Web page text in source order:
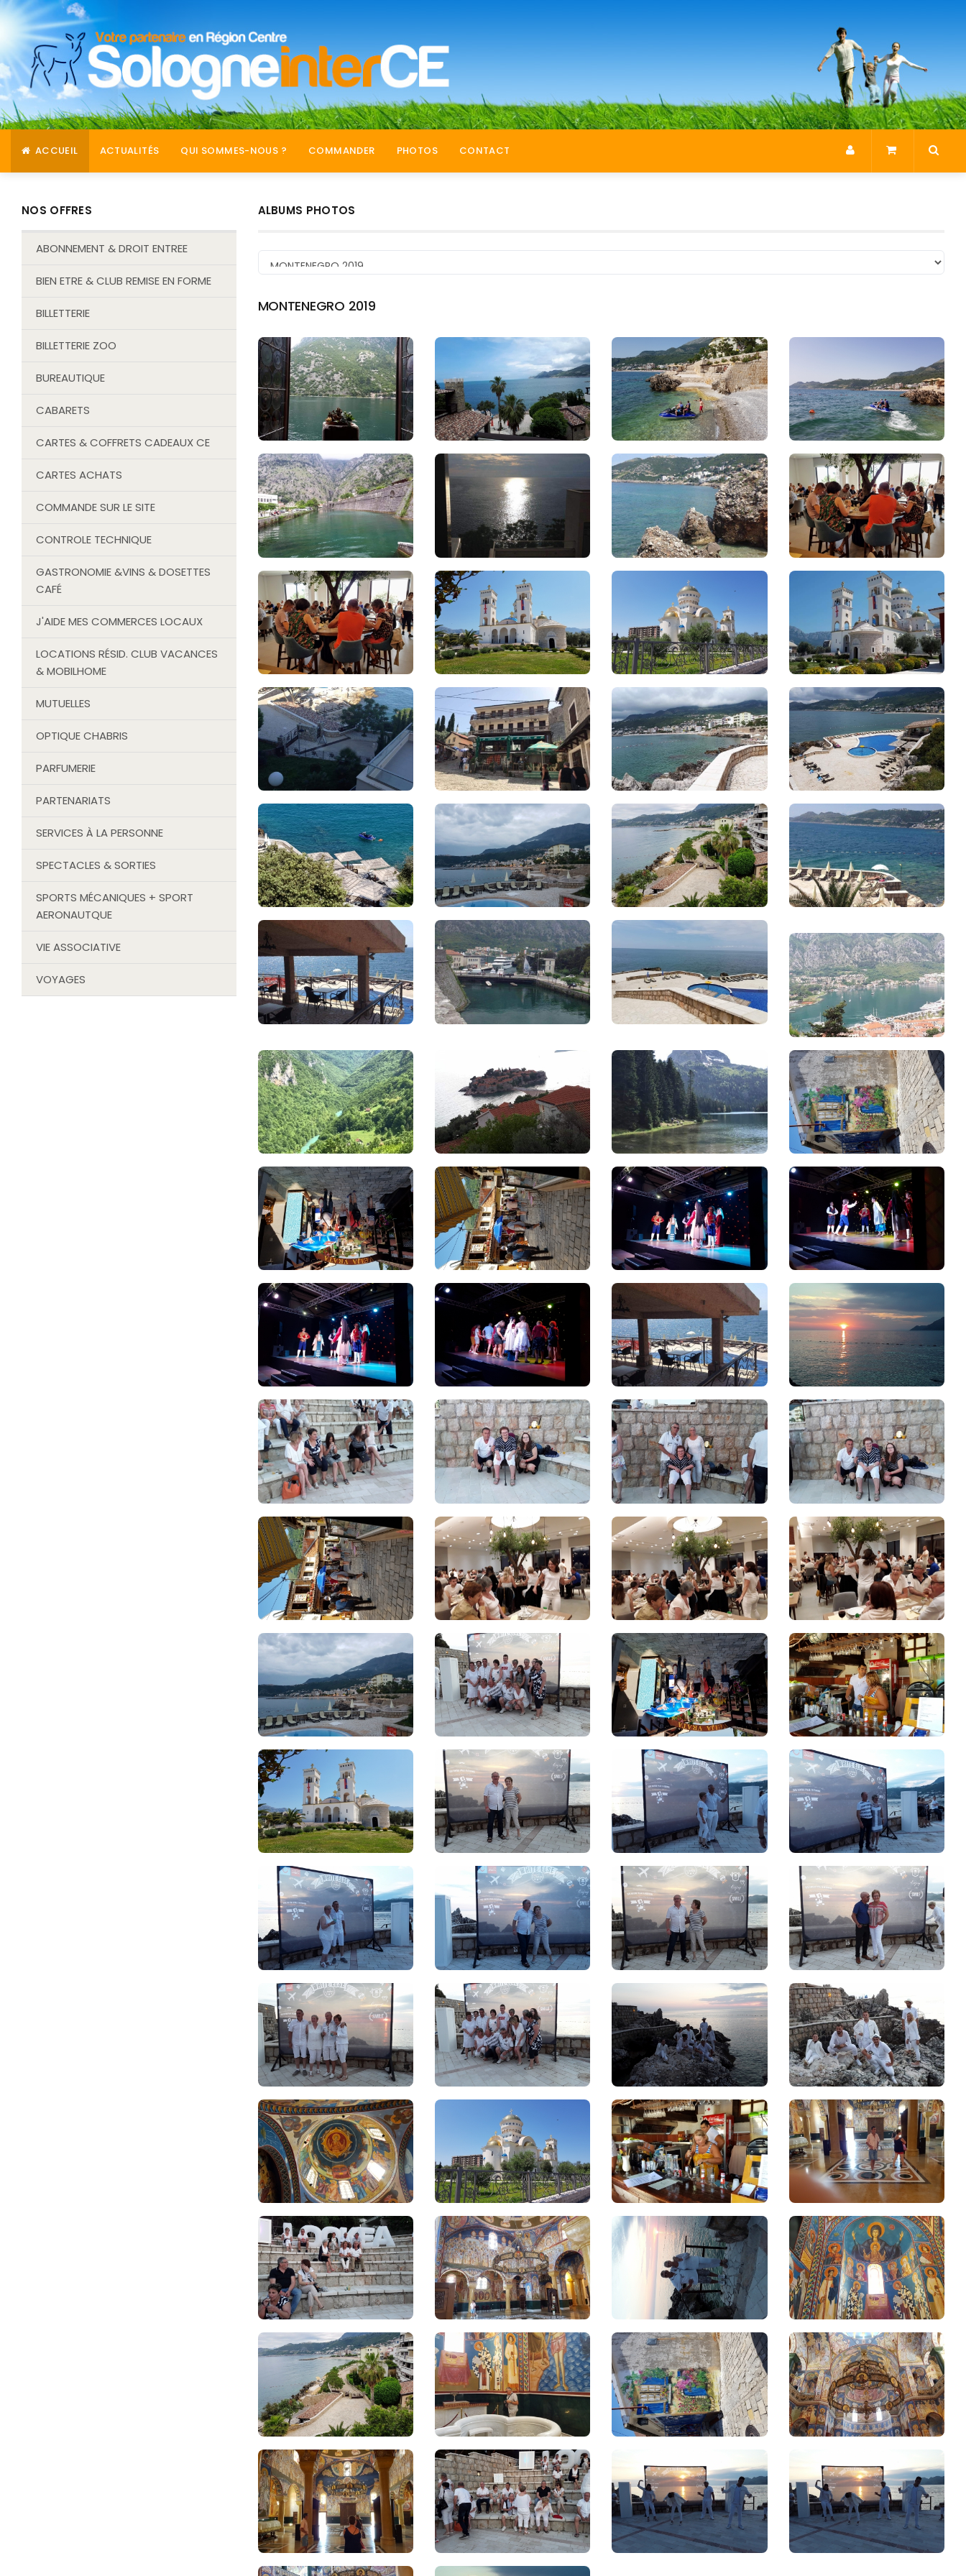
ACCUEIL ACTUALITÉS QUI SOMMES-NOUS ? COMMANDER PHOTOS CONTACT
NOS OFFRES
ABONNEMENT & DROIT ENTREE
BIEN ETRE & CLUB REMISE EN FORME
BILLETTERIE
BILLETTERIE ZOO
BUREAUTIQUE
CABARETS
CARTES & COFFRETS CADEAUX CE
CARTES ACHATS
COMMANDE SUR LE SITE
CONTROLE TECHNIQUE
GASTRONOMIE &VINS & DOSETTES
CAFÉ
J'AIDE MES COMMERCES LOCAUX
LOCATIONS RÉSID. CLUB VACANCES
& MOBILHOME
MUTUELLES
OPTIQUE CHABRIS
PARFUMERIE
PARTENARIATS
SERVICES À LA PERSONNE
SPECTACLES & SORTIES
SPORTS MÉCANIQUES + SPORT
AERONAUTQUE
VIE ASSOCIATIVE
VOYAGES
ALBUMS PHOTOS
MONTENEGRO 2019